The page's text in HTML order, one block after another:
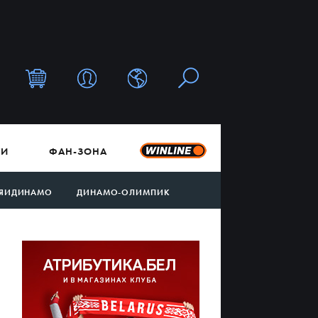
ФАН-ЗОНА
ДИНАМО-ОЛИМПИК